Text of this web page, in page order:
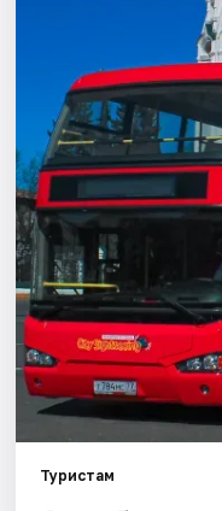
Площадки
Артисты
Рейтинги
Туристам